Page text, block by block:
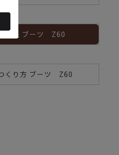
型紙 ブーツ Z60
くり方 ブーツ Z60